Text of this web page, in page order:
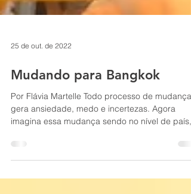
25 de out. de 2022
Mudando para Bangkok
Por Flávia Martelle Todo processo de mudança
gera ansiedade, medo e incertezas. Agora